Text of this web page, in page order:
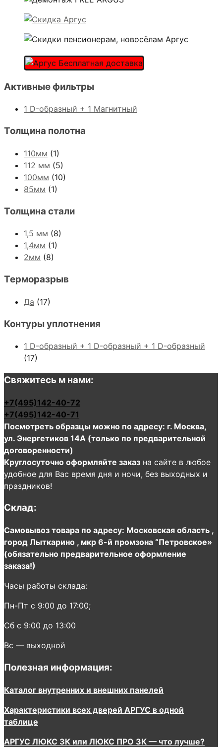
Активные фильтры
1 D-образный + 1 Магнитный
Толщина полотна
110мм (1)
112 мм (5)
100мм (10)
85мм (1)
Толщина стали
1,5 мм (8)
1,4мм (1)
2мм (8)
Терморазрыв
Да (17)
Контуры уплотнения
1 D-образный + 1 D-образный + 1 D-образный
(17)
Свяжитесь м нами:
+7(495)142-40-72
+7(495)142-40-71
Посмотреть образцы можно по адресу: г. Москва,
ул. Энергетиков 14А (только по предварительной
договоренности)
Круглосуточно оформляйте заказ на сайте в любое
удобное для Вас время дня и ночи, без выходных и
праздников!
Склад:
Самовывоз товара по адресу: Московская область ,
город Лыткарино , мкр 6-й промзона “Петровское»
(обязательно предварительное оформление
заказа!)
Часы работы склада:
Пн-Пт с 9:00 до 17:00;
Сб с 9:00 до 13:00
Вс — выходной
Полезная информация:
Каталог внутренних и внешних панелей
Характеристики всех дверей АРГУС в одной
таблице
АРГУС ЛЮКС 3К или ЛЮКС ПРО 3К — что лучше?